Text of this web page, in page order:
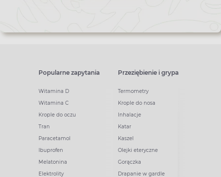
Popularne zapytania
Witamina D
Witamina C
Krople do oczu
Tran
Paracetamol
Ibuprofen
Melatonina
Elektrolity
Przeziębienie i grypa
Termometry
Krople do nosa
Inhalacje
Katar
Kaszel
Olejki eteryczne
Gorączka
Drapanie w gardle